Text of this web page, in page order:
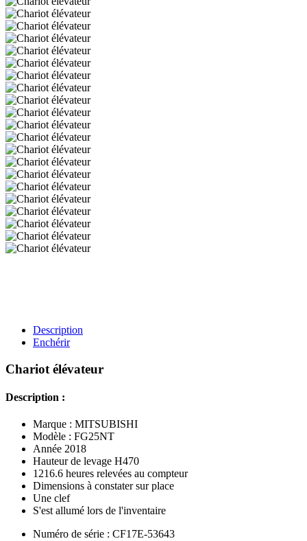
Description
Enchérir
Chariot élévateur
Description :
Marque : MITSUBISHI
Modèle : FG25NT
Année 2018
Hauteur de levage H470
1216.6 heures relevées au compteur
Dimensions à constater sur place
Une clef
S'est allumé lors de l'inventaire
Numéro de série : CF17E-53643